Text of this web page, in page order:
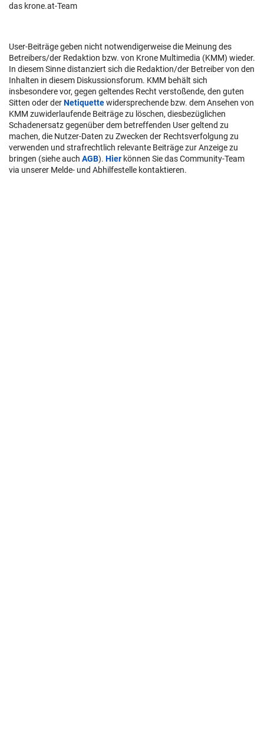
das krone.at-Team
User-Beiträge geben nicht notwendigerweise die Meinung des
Betreibers/der Redaktion bzw. von Krone Multimedia (KMM) wieder.
In diesem Sinne distanziert sich die Redaktion/der Betreiber von den
Inhalten in diesem Diskussionsforum. KMM behält sich
insbesondere vor, gegen geltendes Recht verstoßende, den guten
Sitten oder derNetiquettewidersprechende bzw. dem Ansehen von
KMM zuwiderlaufende Beiträge zu löschen, diesbezüglichen
Schadenersatz gegenüber dem betreffenden User geltend zu
machen, die Nutzer-Daten zu Zwecken der Rechtsverfolgung zu
verwenden und strafrechtlich relevante Beiträge zur Anzeige zu
bringen (siehe auch AGB). Hier können Sie das Community-Team
via unserer Melde- und Abhilfestelle kontaktieren.